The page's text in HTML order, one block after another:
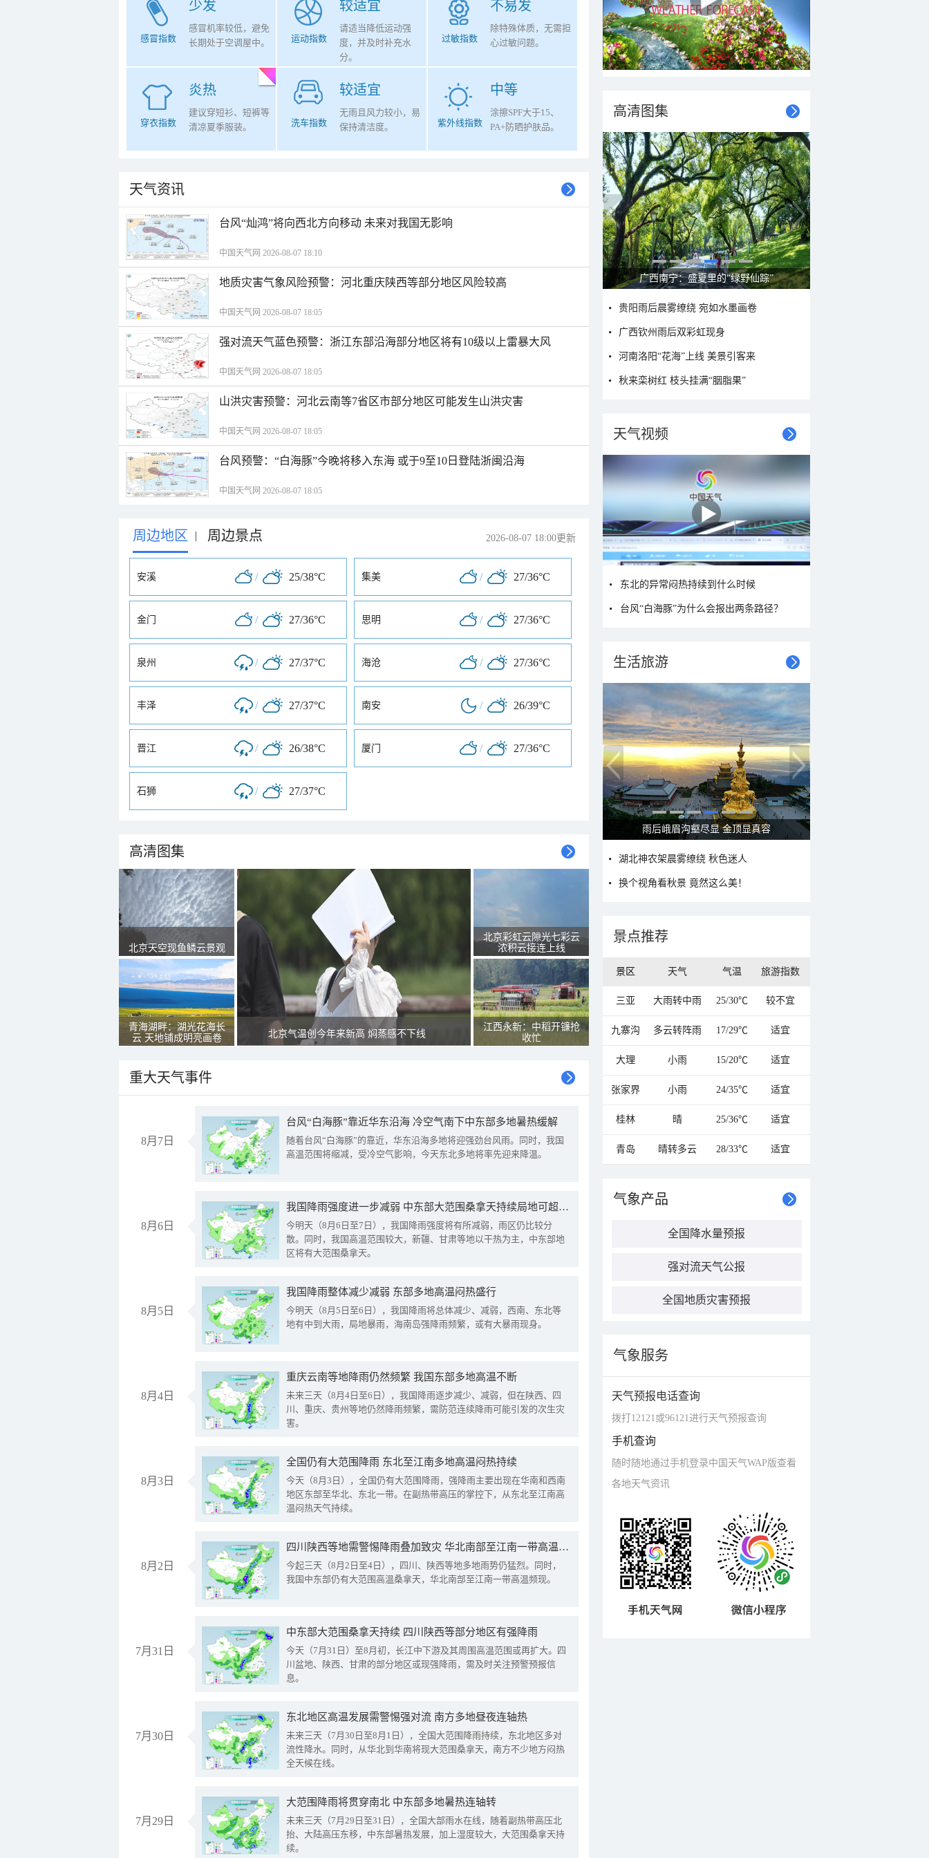
少发
感冒指数
感冒机率较低，避免
长期处于空调屋中。
较适宜
运动指数
请适当降低运动强
度，并及时补充水
分。
不易发
过敏指数
除特殊体质，无需担
心过敏问题。
炎热
穿衣指数
建议穿短衫、短裤等
清凉夏季服装。
较适宜
洗车指数
无雨且风力较小，易
保持清洁度。
中等
紫外线指数
涂擦SPF大于15、
PA+防晒护肤品。
天气资讯
台风“灿鸿”将向西北方向移动 未来对我国无影响
中国天气网 2026-08-07 18:10
地质灾害气象风险预警：河北重庆陕西等部分地区风险较高
中国天气网 2026-08-07 18:05
强对流天气蓝色预警：浙江东部沿海部分地区将有10级以上雷暴大风
中国天气网 2026-08-07 18:05
山洪灾害预警：河北云南等7省区市部分地区可能发生山洪灾害
中国天气网 2026-08-07 18:05
台风预警：“白海豚”今晚将移入东海 或于9至10日登陆浙闽沿海
中国天气网 2026-08-07 18:05
周边地区 | 周边景点 2026-08-07 18:00更新
安溪 / 25/38°C 集美 / 27/36°C
金门 / 27/36°C 思明 / 27/36°C
泉州 / 27/37°C 海沧 / 27/36°C
丰泽 / 27/37°C 南安 / 26/39°C
晋江 / 26/38°C 厦门 / 27/36°C
石狮 / 27/37°C
高清图集
北京天空现鱼鳞云景观
青海湖畔：湖光花海长
云 天地铺成明亮画卷
北京气温创今年来新高 焖蒸感不下线
北京彩虹云隙光七彩云
浓积云接连上线
江西永新：中稻开镰抢
收忙
重大天气事件
8月7日
台风“白海豚”靠近华东沿海 冷空气南下中东部多地暑热缓解
随着台风“白海豚”的靠近，华东沿海多地将迎强劲台风雨。同时，我国
高温范围将缩减，受冷空气影响，今天东北多地将率先迎来降温。
8月6日
我国降雨强度进一步减弱 中东部大范围桑拿天持续局地可超38℃
今明天（8月6日至7日），我国降雨强度将有所减弱，雨区仍比较分
散。同时，我国高温范围较大，新疆、甘肃等地以干热为主，中东部地
区将有大范围桑拿天。
8月5日
我国降雨整体减少减弱 东部多地高温闷热盛行
今明天（8月5日至6日），我国降雨将总体减少、减弱，西南、东北等
地有中到大雨，局地暴雨，海南岛强降雨频繁，或有大暴雨现身。
8月4日
重庆云南等地降雨仍然频繁 我国东部多地高温不断
未来三天（8月4日至6日），我国降雨逐步减少、减弱，但在陕西、四
川、重庆、贵州等地仍然降雨频繁，需防范连续降雨可能引发的次生灾
害。
8月3日
全国仍有大范围降雨 东北至江南多地高温闷热持续
今天（8月3日），全国仍有大范围降雨，强降雨主要出现在华南和西南
地区东部至华北、东北一带。在副热带高压的掌控下，从东北至江南高
温闷热天气持续。
8月2日
四川陕西等地需警惕降雨叠加致灾 华北南部至江南一带高温频现
今起三天（8月2日至4日），四川、陕西等地多地雨势仍猛烈。同时，
我国中东部仍有大范围高温桑拿天，华北南部至江南一带高温频现。
7月31日
中东部大范围桑拿天持续 四川陕西等部分地区有强降雨
今天（7月31日）至8月初，长江中下游及其周围高温范围或再扩大。四
川盆地、陕西、甘肃的部分地区或现强降雨，需及时关注预警预报信
息。
7月30日
东北地区高温发展需警惕强对流 南方多地昼夜连轴热
未来三天（7月30日至8月1日），全国大范围降雨持续，东北地区多对
流性降水。同时，从华北到华南将现大范围桑拿天，南方不少地方闷热
全天候在线。
7月29日
大范围降雨将贯穿南北 中东部多地暑热连轴转
未来三天（7月29日至31日），全国大部雨水在线，随着副热带高压北
抬、大陆高压东移，中东部暑热发展，加上湿度较大，大范围桑拿天持
续。
高清图集
广西南宁：盛夏里的“绿野仙踪”
贵阳雨后晨雾缭绕 宛如水墨画卷
广西钦州雨后双彩虹现身
河南洛阳“花海”上线 美景引客来
秋来栾树红 枝头挂满“胭脂果”
天气视频
东北的异常闷热持续到什么时候
台风“白海豚”为什么会报出两条路径？
生活旅游
雨后峨眉沟壑尽显 金顶显真容
湖北神农架晨雾缭绕 秋色迷人
换个视角看秋景 竟然这么美！
景点推荐
景区 天气 气温 旅游指数
三亚 大雨转中雨 25/30℃ 较不宜
九寨沟 多云转阵雨 17/29℃ 适宜
大理 小雨 15/20℃ 适宜
张家界 小雨 24/35℃ 适宜
桂林 晴 25/36℃ 适宜
青岛 晴转多云 28/33℃ 适宜
气象产品
全国降水量预报
强对流天气公报
全国地质灾害预报
气象服务
天气预报电话查询
拨打12121或96121进行天气预报查询
手机查询
随时随地通过手机登录中国天气WAP版查看
各地天气资讯